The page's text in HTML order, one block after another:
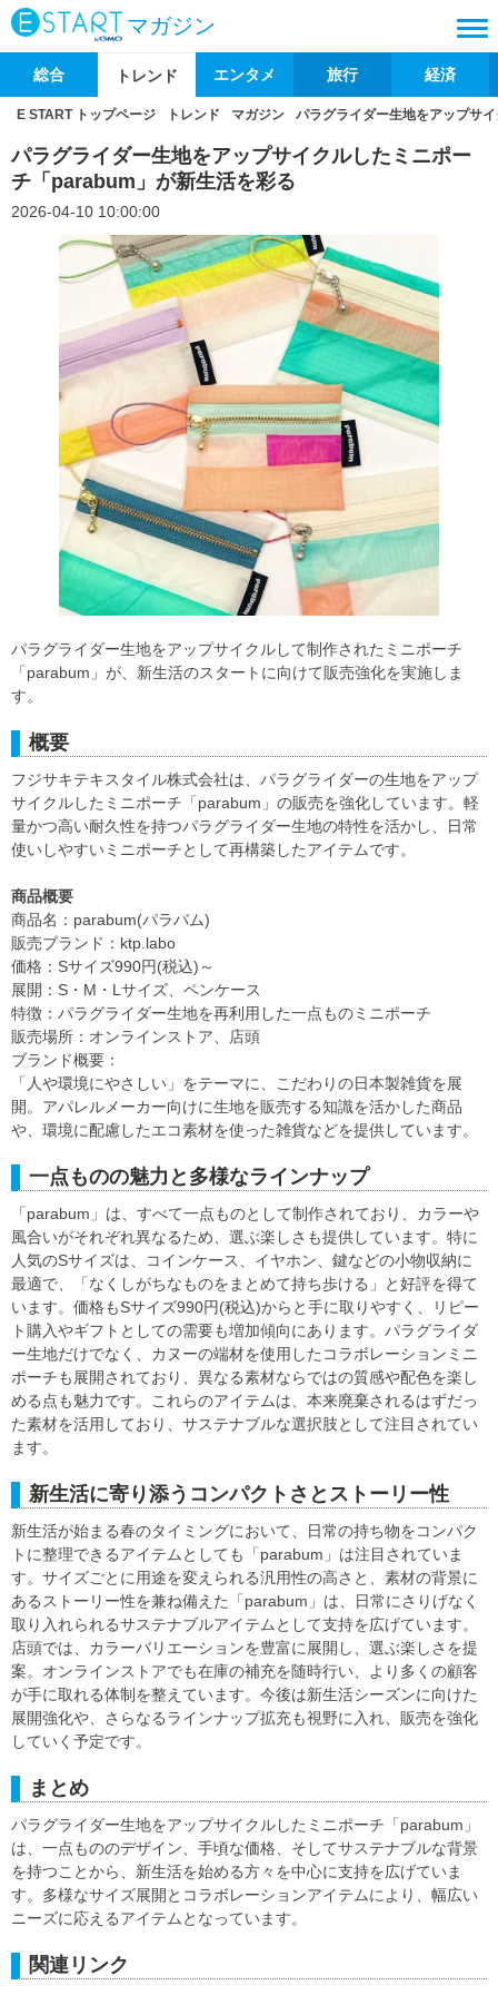
マガジン
総合 トレンド エンタメ 旅行 経済
E START トップページ トレンド マガジン パラグライダー生地をアップサ
パラグライダー生地をアップサイクルしたミニポー
チ「parabum」が新生活を彩る
2026-04-10 10:00:00
パラグライダー生地をアップサイクルして制作されたミニポーチ
「parabum」が、新生活のスタートに向けて販売強化を実施しま
す。
概要
フジサキテキスタイル株式会社は、パラグライダーの生地をアップ
サイクルしたミニポーチ「parabum」の販売を強化しています。軽
量かつ高い耐久性を持つパラグライダー生地の特性を活かし、日常
使いしやすいミニポーチとして再構築したアイテムです。
商品概要
商品名：parabum(パラバム)
販売ブランド：ktp.labo
価格：Sサイズ990円(税込)～
展開：S・M・Lサイズ、ペンケース
特徴：パラグライダー生地を再利用した一点ものミニポーチ
販売場所：オンラインストア、店頭
ブランド概要：
「人や環境にやさしい」をテーマに、こだわりの日本製雑貨を展
開。アパレルメーカー向けに生地を販売する知識を活かした商品
や、環境に配慮したエコ素材を使った雑貨などを提供しています。
一点ものの魅力と多様なラインナップ
「parabum」は、すべて一点ものとして制作されており、カラーや
風合いがそれぞれ異なるため、選ぶ楽しさも提供しています。特に
人気のSサイズは、コインケース、イヤホン、鍵などの小物収納に
最適で、「なくしがちなものをまとめて持ち歩ける」と好評を得て
います。価格もSサイズ990円(税込)からと手に取りやすく、リピー
ト購入やギフトとしての需要も増加傾向にあります。パラグライダ
ー生地だけでなく、カヌーの端材を使用したコラボレーションミニ
ポーチも展開されており、異なる素材ならではの質感や配色を楽し
める点も魅力です。これらのアイテムは、本来廃棄されるはずだっ
た素材を活用しており、サステナブルな選択肢として注目されてい
ます。
新生活に寄り添うコンパクトさとストーリー性
新生活が始まる春のタイミングにおいて、日常の持ち物をコンパク
トに整理できるアイテムとしても「parabum」は注目されていま
す。サイズごとに用途を変えられる汎用性の高さと、素材の背景に
あるストーリー性を兼ね備えた「parabum」は、日常にさりげなく
取り入れられるサステナブルアイテムとして支持を広げています。
店頭では、カラーバリエーションを豊富に展開し、選ぶ楽しさを提
案。オンラインストアでも在庫の補充を随時行い、より多くの顧客
が手に取れる体制を整えています。今後は新生活シーズンに向けた
展開強化や、さらなるラインナップ拡充も視野に入れ、販売を強化
していく予定です。
まとめ
パラグライダー生地をアップサイクルしたミニポーチ「parabum」
は、一点もののデザイン、手頃な価格、そしてサステナブルな背景
を持つことから、新生活を始める方々を中心に支持を広げていま
す。多様なサイズ展開とコラボレーションアイテムにより、幅広い
ニーズに応えるアイテムとなっています。
関連リンク